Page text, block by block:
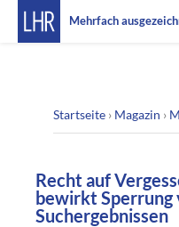
Mehrfach
Startseite › Magazin ›
Recht auf
bewirkt Sperrung
Suchergebnissen